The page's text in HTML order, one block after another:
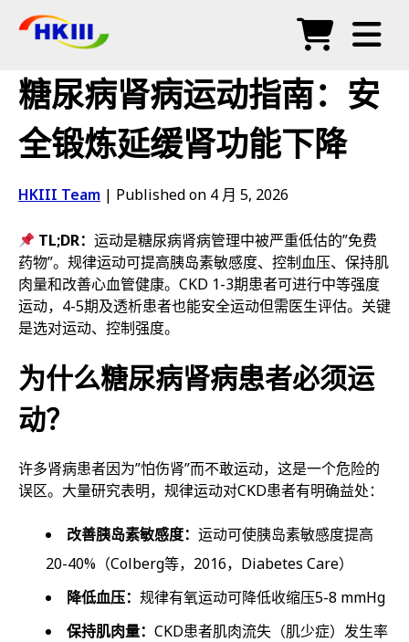
常见问题
博客
授权代理
商店
糖尿病肾病运动指南：安
全锻炼延缓肾功能下降
HKIII Team | Published on 4 月 5, 2026
TL;DR：运动是糖尿病肾病管理中被严重低估的”免费
药物”。规律运动可提高胰岛素敏感度、控制血压、保持肌
肉量和改善心血管健康。CKD 1-3期患者可进行中等强度
运动，4-5期及透析患者也能安全运动但需医生评估。关键
是选对运动、控制强度。
为什么糖尿病肾病患者必须运
动？
许多肾病患者因为”怕伤肾”而不敢运动，这是一个危险的
误区。大量研究表明，规律运动对CKD患者有明确益处：
改善胰岛素敏感度： 运动可使胰岛素敏感度提高
20-40%（Colberg等，2016，Diabetes Care）
降低血压： 规律有氧运动可降低收缩压5-8 mmHg
保持肌肉量： CKD患者肌肉流失（肌少症）发生率